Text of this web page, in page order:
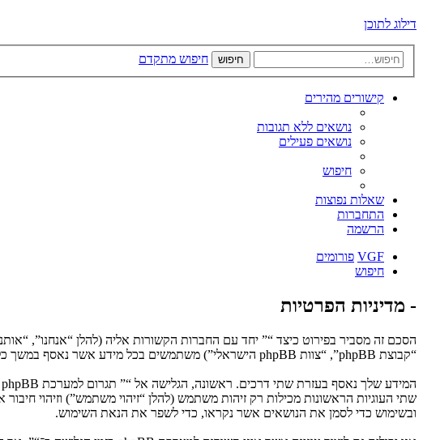
דילוג לתוכן
חיפוש חיפוש מתקדם
קישורים מהירים
נושאים ללא תגובות
נושאים פעילים
חיפוש
שאלות נפוצות
התחברות
הרשמה
VGF פורומים
חיפוש
- מדיניות הפרטיות
“קבוצת phpBB”, “צוות phpBB הישראלי”) משתמשים בכל מידע אשר נאסף במשך כל חיבור בשימוש שלך (להלן “המידע שלך”).
ובשימוש כדי לסמן את הנושאים אשר נקראו, כדי לשפר את הנאת השימוש.